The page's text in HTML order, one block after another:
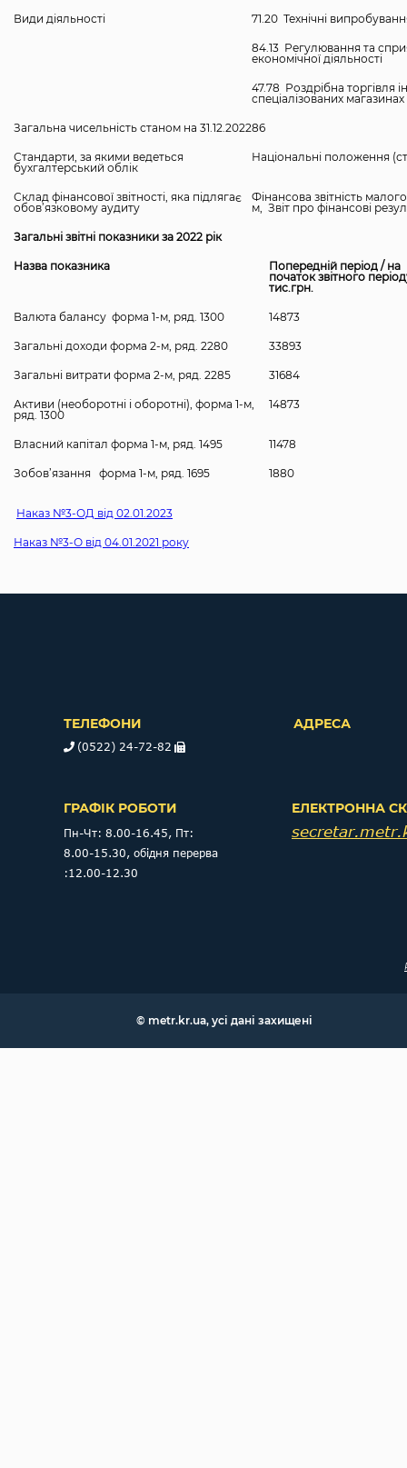
Види діяльності 71.20 Технічні
84.13 Регулювання та
економічної діяльності
47.78 Роздрібна
спеціалізованих магазинах
Загальна чисельність станом на 31.12.202286
Стандарти, за якими ведеться
бухгалтерський облік
Національні положення
Склад фінансової звітності, яка підлягає
обов’язковому аудиту
Фінансова звітність
м, Звіт про фінансові
Загальні звітні показники за 2022 рік
Назва показника
Попередній період / на
початок звітного
тис.грн.
Валюта балансу форма 1-м, ряд. 1300 14873
Загальні доходи форма 2-м, ряд. 2280 33893
Загальні витрати форма 2-м, ряд. 2285 31684
Активи (необоротні і оборотні), форма 1-м,
ряд. 1300
14873
Власний капітал форма 1-м, ряд. 1495 11478
Зобов’язання форма 1-м, ряд. 1695 1880
Наказ №3-ОД від 02.01.2023
Наказ №3-О від 04.01.2021 року
ТЕЛЕФОНИ
(0522) 24-72-82
АДРЕСА
ГРАФІК РОБОТИ
Пн-Чт: 8.00-16.45, Пт:
8.00-15.30, обідня перерва
:12.00-12.30
ЕЛЕКТРОННА
© metr.kr.ua, усі дані захищені